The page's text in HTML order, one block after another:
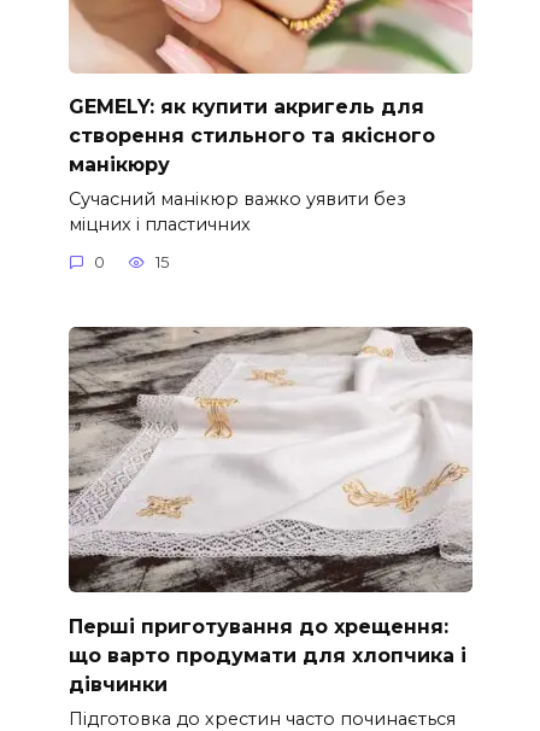
GEMELY: як купити акригель для
створення стильного та якісного
манікюру
Сучасний манікюр важко уявити без
міцних і пластичних
0 15
Перші приготування до хрещення:
що варто продумати для хлопчика і
дівчинки
Підготовка до хрестин часто починається